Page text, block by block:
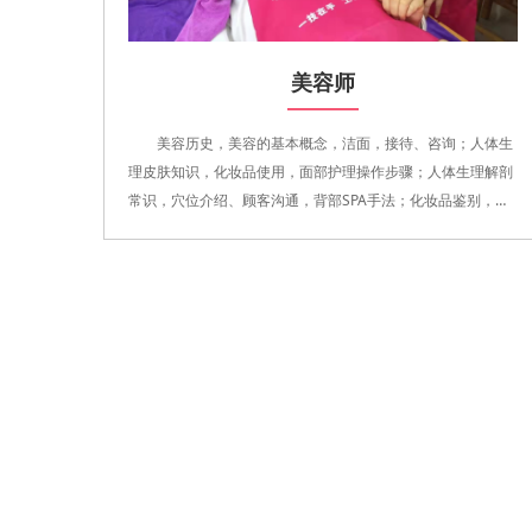
美容师
美容历史，美容的基本概念，洁面，接待、咨询；人体生
理皮肤知识，化妆品使用，面部护理操作步骤；人体生理解剖
常识，穴位介绍、顾客沟通，背部SPA手法；化妆品鉴别，